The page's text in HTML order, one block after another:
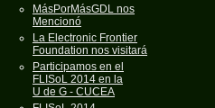
MásPorMásGDL nos
Mencionó
La Electronic Frontier
Foundation nos visitará
Participamos en el
FLISoL 2014 en la
U de G - CUCEA